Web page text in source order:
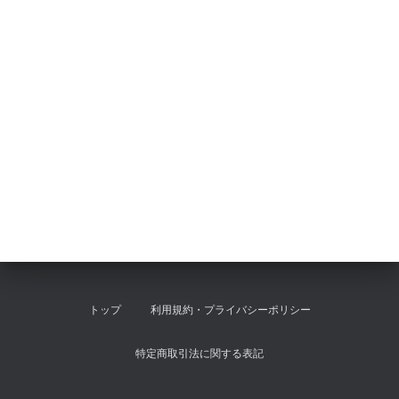
トップ 利用規約・プライバシーポリシー
特定商取引法に関する表記